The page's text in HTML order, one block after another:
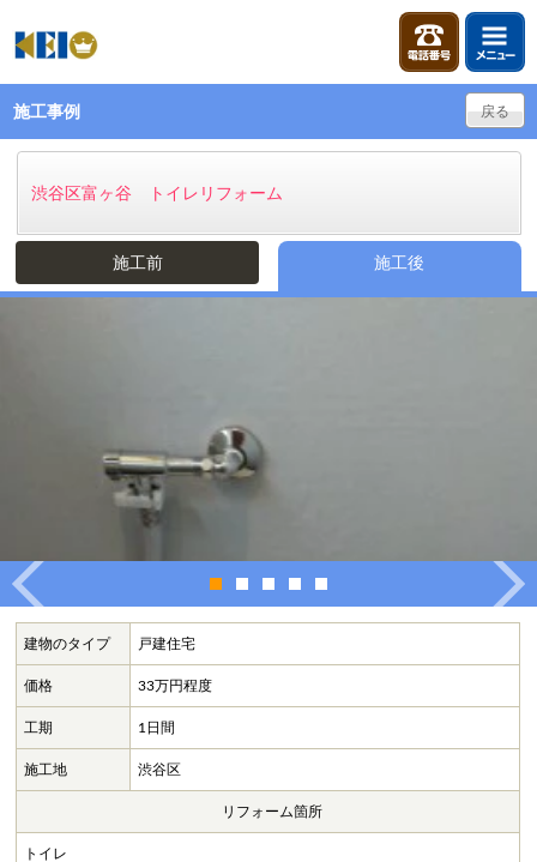
施工事例 戻る
渋谷区富ヶ谷 トイレリフォーム
施工前 施工後
建物のタイプ 戸建住宅
価格 33万円程度
工期 1日間
施工地 渋谷区
リフォーム箇所
トイレ